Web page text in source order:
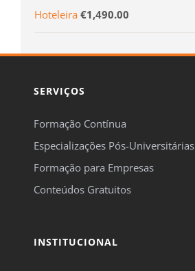
Hoteleira €1,490.00
SERVIÇOS
Formação Contínua
Especializações Pós-Universitárias
Formação para Empresas
Conteúdos Gratuitos
INSTITUCIONAL